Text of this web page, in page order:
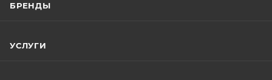
БРЕНДЫ
УСЛУГИ